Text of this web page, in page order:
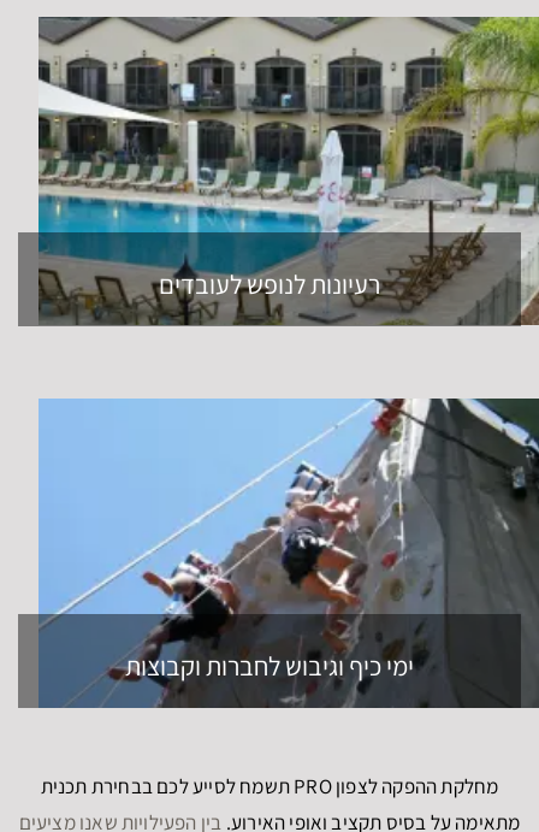
רעיונות לנופש לעובדים
ימי כיף וגיבוש לחברות וקבוצות
מחלקת ההפקה לצפון PRO תשמח לסייע לכם בבחירת תכנית
מתאימה על בסיס תקציב ואופי האירוע. בין הפעילויות שאנו מציעים